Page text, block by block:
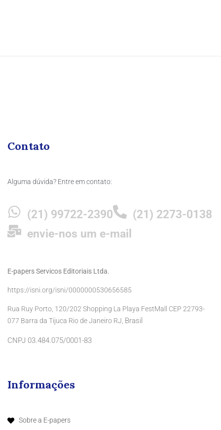
Contato
Alguma dúvida? Entre em contato:
(21) 99722-2390
(21) 2273-0138
envie-nos um e-mail
E-papers Servicos Editoriais Ltda.
https://isni.org/isni/0000000530656585
Rua Ruy Porto, 120/202 Shopping La Playa FestMall CEP 22793-
077 Barra da Tijuca Rio de Janeiro RJ, Brasil
CNPJ 03.484.075/0001-83
Informações
Sobre a E-papers